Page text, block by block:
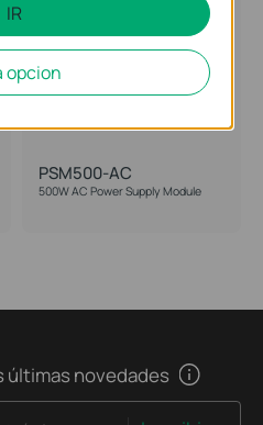
PSM500-AC
500W AC Power Supply Module
últimas novedades
IR
opcion